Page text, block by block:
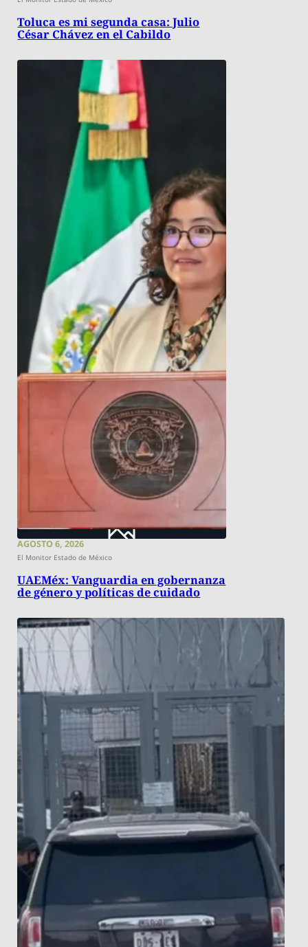
Toluca es mi segunda casa: Julio
César Chávez en el Cabildo
AGOSTO 6, 2026
El Monitor Estado de México
UAEMéx: Vanguardia en gobernanza
de género y políticas de cuidado